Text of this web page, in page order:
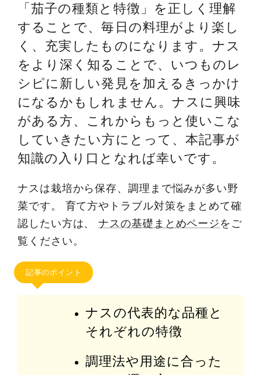
「茄子の種類と特徴」を正しく理解
することで、毎日の料理がより楽し
く、充実したものになります。ナス
をより深く知ることで、いつものレ
シピに新しい発見を加えるきっかけ
になるかもしれません。ナスに興味
がある方、これからもっと使いこな
していきたい方にとって、本記事が
知識の入り口となれば幸いです。
ナスは栽培から保存、調理まで悩みが多い野
菜です。 育て方やトラブル対策をまとめて確
認したい方は、ナスの基礎まとめページをご
覧ください。
記事のポイント
ナスの代表的な品種と
それぞれの特徴
調理法や用途に合った